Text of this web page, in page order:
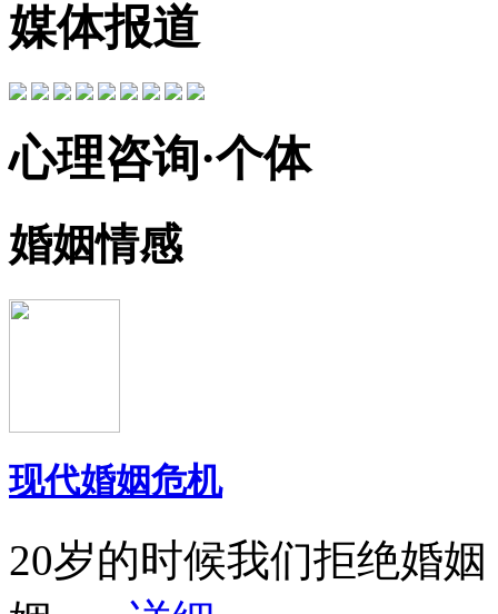
媒体报道
心理咨询·个体
婚姻情感
现代婚姻危机
20岁的时候我们拒绝婚